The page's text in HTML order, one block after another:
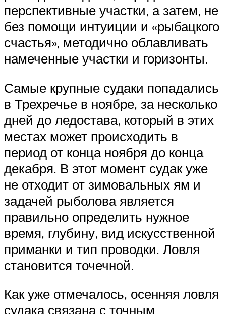
перспективные участки, а затем, не
без помощи интуиции и «рыбацкого
счастья», методично облавливать
намеченные участки и горизонты.
Самые крупные судаки попадались
в Трехречье в ноябре, за несколько
дней до ледостава, который в этих
местах может происходить в
период от конца ноября до конца
декабря. В этот момент судак уже
не отходит от зимовальных ям и
задачей рыболова является
правильно определить нужное
время, глубину, вид искусственной
приманки и тип проводки. Ловля
становится точечной.
Как уже отмечалось, осенняя ловля
судака связана с точным